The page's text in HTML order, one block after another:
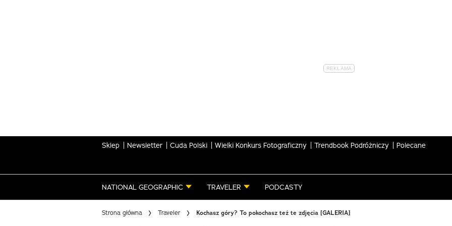
Sklep Newsletter Cuda Polski Wielki Konkurs Fotograficzny Trendbook Podróżniczy Polecane
NATIONAL GEOGRAPHIC TRAVELER PODCASTY
Strona główna Traveler Kochasz góry? To pokochasz też te zdjęcia [GALERIA]